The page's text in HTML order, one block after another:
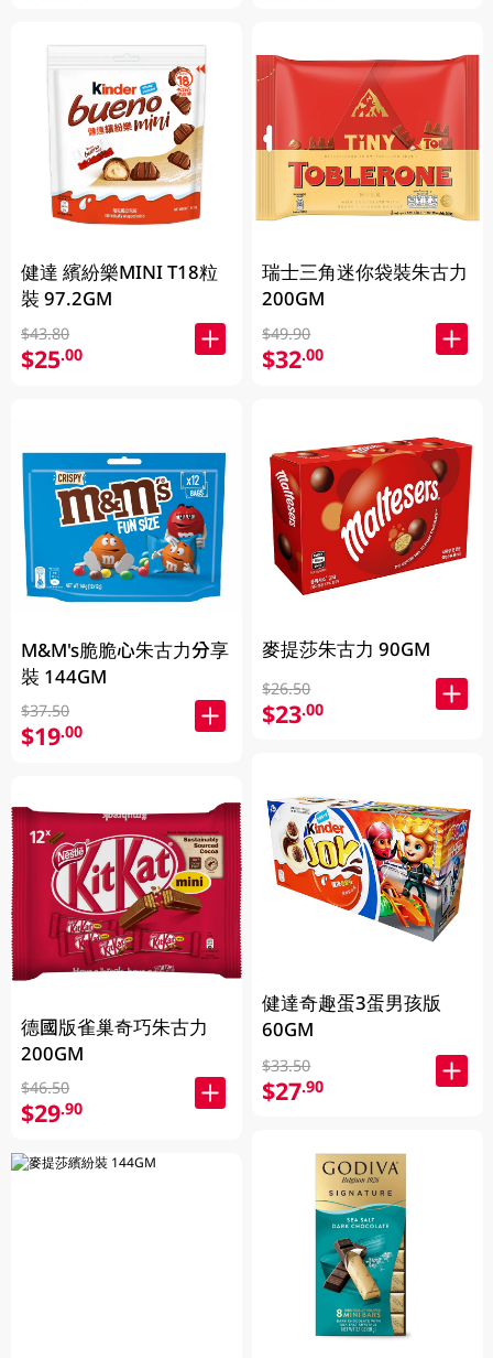
健達 繽紛樂MINI T18粒
裝 97.2GM
$43.80
$25.00
M&M's脆脆心朱古力分享
裝 144GM
$37.50
$19.00
德國版雀巢奇巧朱古力
200GM
$46.50
$29.90
瑞士三角迷你袋裝朱古力
200GM
$49.90
$32.00
麥提莎朱古力 90GM
$26.50
$23.00
健達奇趣蛋3蛋男孩版
60GM
$33.50
$27.90